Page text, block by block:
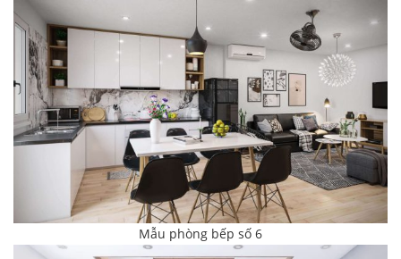
Mẫu phòng bếp số 6